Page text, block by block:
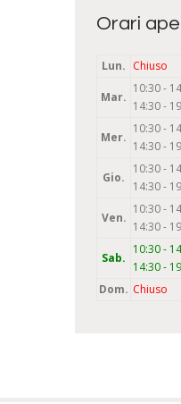
Orari
Lun. Chiuso
Mar.
10:30 -
14:30 -
Mer.
10:30 -
14:30 -
Gio.
10:30 -
14:30 -
Ven.
10:30 -
14:30 -
Sab.
10:30 -
14:30 -
Dom. Chiuso